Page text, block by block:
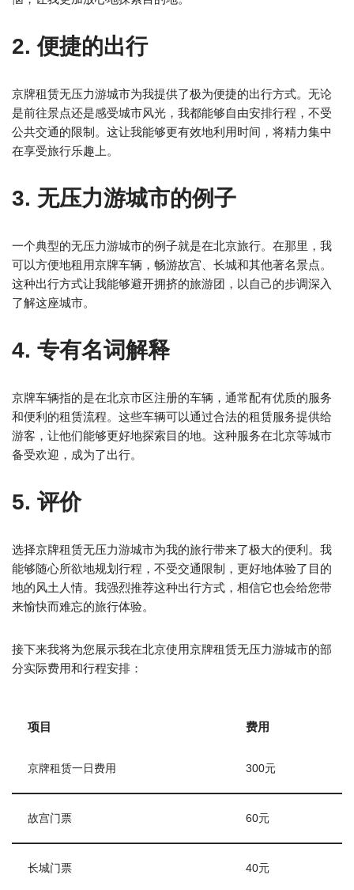
2. 便捷的出行
京牌租赁无压力游城市为我提供了极为便捷的出行方式。无论
是前往景点还是感受城市风光，我都能够自由安排行程，不受
公共交通的限制。这让我能够更有效地利用时间，将精力集中
在享受旅行乐趣上。
3. 无压力游城市的例子
一个典型的无压力游城市的例子就是在北京旅行。在那里，我
可以方便地租用京牌车辆，畅游故宫、长城和其他著名景点。
这种出行方式让我能够避开拥挤的旅游团，以自己的步调深入
了解这座城市。
4. 专有名词解释
京牌车辆指的是在北京市区注册的车辆，通常配有优质的服务
和便利的租赁流程。这些车辆可以通过合法的租赁服务提供给
游客，让他们能够更好地探索目的地。这种服务在北京等城市
备受欢迎，成为了出行。
5. 评价
选择京牌租赁无压力游城市为我的旅行带来了极大的便利。我
能够随心所欲地规划行程，不受交通限制，更好地体验了目的
地的风土人情。我强烈推荐这种出行方式，相信它也会给您带
来愉快而难忘的旅行体验。
接下来我将为您展示我在北京使用京牌租赁无压力游城市的部
分实际费用和行程安排：
项目 费用
京牌租赁一日费用 300元
故宫门票 60元
长城门票 40元